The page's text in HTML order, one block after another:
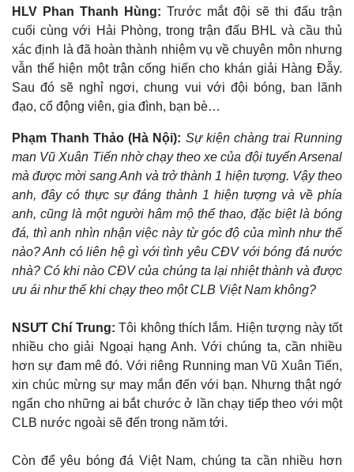
HLV Phan Thanh Hùng: Trước mắt đội sẽ thi đấu trận
cuối cùng với Hải Phòng, trong trận đấu BHL và cầu thủ
xác định là đã hoàn thành nhiệm vụ về chuyên môn nhưng
vẫn thể hiện một trận cống hiến cho khán giải Hàng Đẫy.
Sau đó sẽ nghỉ ngơi, chung vui với đội bóng, ban lãnh
đạo, cổ động viên, gia đình, bạn bè…
Phạm Thanh Thảo (Hà Nội): Sự kiện chàng trai Running
man Vũ Xuân Tiến nhờ chạy theo xe của đội tuyển Arsenal
mà được mời sang Anh và trở thành 1 hiện tượng. Vậy theo
anh, đây có thực sự đáng thành 1 hiện tượng và về phía
anh, cũng là một người hâm mộ thể thao, đặc biệt là bóng
đá, thì anh nhìn nhận việc này từ góc độ của mình như thế
nào? Anh có liên hệ gì với tình yêu CĐV với bóng đá nước
nhà? Có khi nào CĐV của chúng ta lại nhiệt thành và được
ưu ái như thế khi chạy theo một CLB Việt Nam không?
NSƯT Chí Trung:Tôi không thích lắm. Hiện tượng này tốt
nhiều cho giải Ngoại hạng Anh. Với chúng ta, cần nhiều
hơn sự đam mê đó. Với riêng Running man Vũ Xuân Tiến,
xin chúc mừng sự may mắn đến với bạn. Nhưng thật ngớ
ngẩn cho những ai bắt chước ở lần chạy tiếp theo với một
CLB nước ngoài sẽ đến trong năm tới.
Còn để yêu bóng đá Việt Nam, chúng ta cần nhiều hơn